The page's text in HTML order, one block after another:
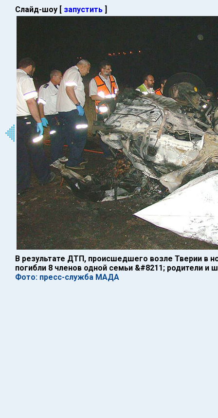
Слайд-шоу [ запустить ]
В результате ДТП, происшедшего возле Тверии в
погибли 8 членов одной семьи &#8211; родители и
Фото: пресс-служба МАДА